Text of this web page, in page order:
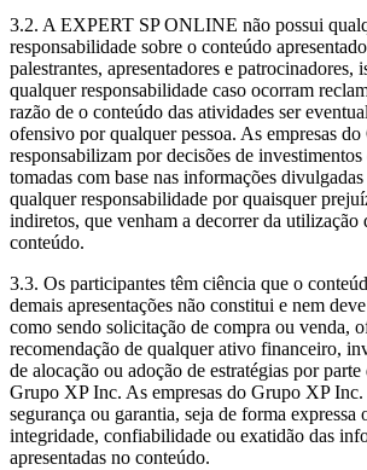
3.2. A EXPERT SP ONLINE não possui
responsabilidade sobre o conteúdo
palestrantes, apresentadores e patrocinadores,
qualquer responsabilidade caso ocorram
razão de o conteúdo das atividades ser
ofensivo por qualquer pessoa. As empresas
responsabilizam por decisões de
tomadas com base nas informações
qualquer responsabilidade por quaisquer
indiretos, que venham a decorrer da utilização
conteúdo.
3.3. Os participantes têm ciência que o
demais apresentações não constitui e nem
como sendo solicitação de compra ou venda,
recomendação de qualquer ativo financeiro,
de alocação ou adoção de estratégias por parte
Grupo XP Inc. As empresas do Grupo XP Inc.
segurança ou garantia, seja de forma expressa
integridade, confiabilidade ou exatidão das
apresentadas no conteúdo.